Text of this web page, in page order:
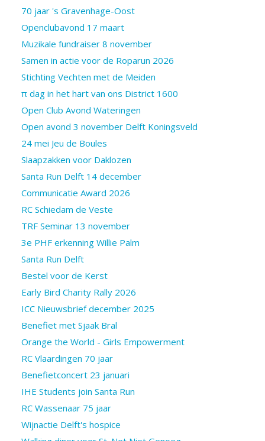
70 jaar 's Gravenhage-Oost
Openclubavond 17 maart
Muzikale fundraiser 8 november
Samen in actie voor de Roparun 2026
Stichting Vechten met de Meiden
π dag in het hart van ons District 1600
Open Club Avond Wateringen
Open avond 3 november Delft Koningsveld
24 mei Jeu de Boules
Slaapzakken voor Daklozen
Santa Run Delft 14 december
Communicatie Award 2026
RC Schiedam de Veste
TRF Seminar 13 november
3e PHF erkenning Willie Palm
Santa Run Delft
Bestel voor de Kerst
Early Bird Charity Rally 2026
ICC Nieuwsbrief december 2025
Benefiet met Sjaak Bral
Orange the World - Girls Empowerment
RC Vlaardingen 70 jaar
Benefietconcert 23 januari
IHE Students join Santa Run
RC Wassenaar 75 jaar
Wijnactie Delft's hospice